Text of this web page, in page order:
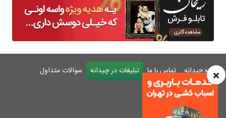
درباره چیدانه تماس با ما تبلیغات در چیدانه
سوالات متداول
ورود